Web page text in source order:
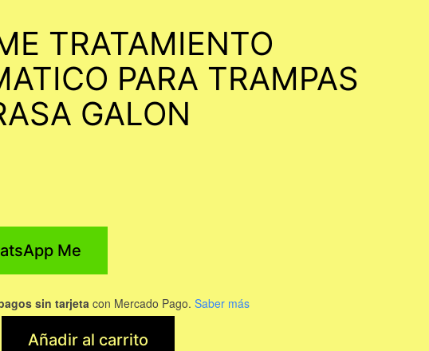
TRATAMIENTO
PARA TRAMPAS
GALON
Me
sin tarjeta con Mercado Pago. Saber más
Añadir al carrito